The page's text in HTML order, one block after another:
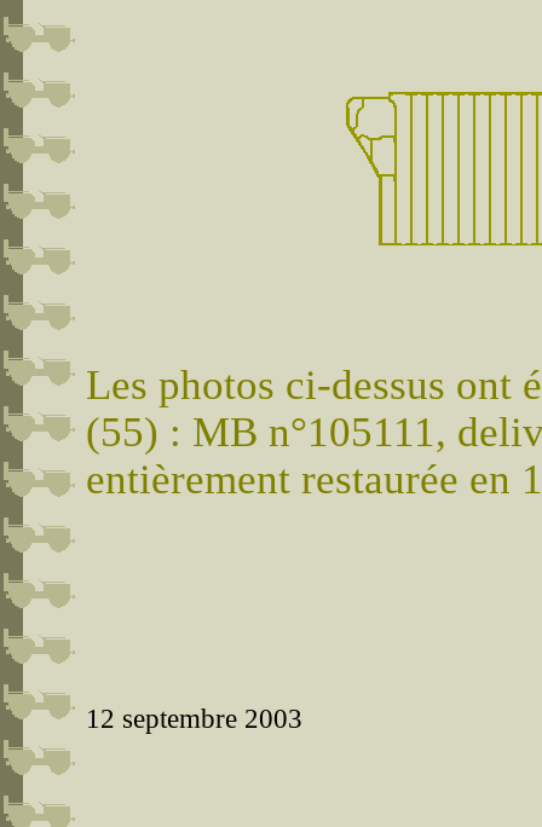
Les photos ci-dessus ont
(55) : MB n°105111,
entièrement restaurée en
12 septembre 2003